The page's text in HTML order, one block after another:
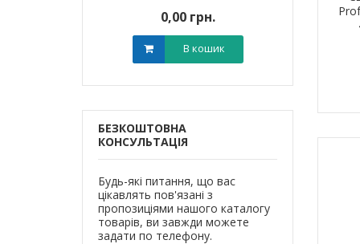
0,00 грн.
В кошик
БЕЗКОШТОВНА
КОНСУЛЬТАЦІЯ
Будь-які питання, що вас
цікавлять пов'язані з
пропозиціями нашого каталогу
товарів, ви завжди можете
задати по телефону.